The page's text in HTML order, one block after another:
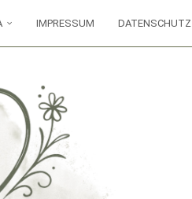
IMPRESSUM DATENSCHUTZ